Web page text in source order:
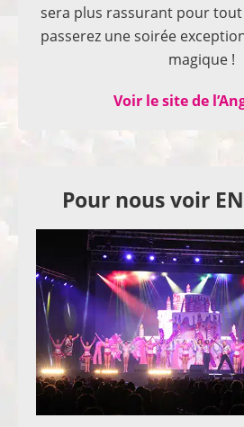
sera plus rassurant pour
passerez une soirée
magique !
Voir le site de
Pour nous voir EN